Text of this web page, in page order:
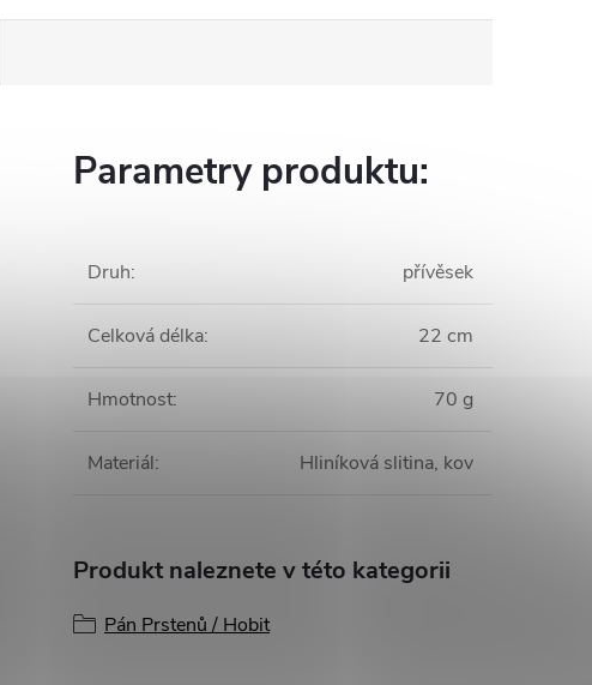
Parametry produktu:
Druh: přívěsek
Celková délka: 22 cm
Hmotnost: 70 g
Materiál: Hliníková slitina, kov
Produkt naleznete v této kategorii
Pán Prstenů / Hobit